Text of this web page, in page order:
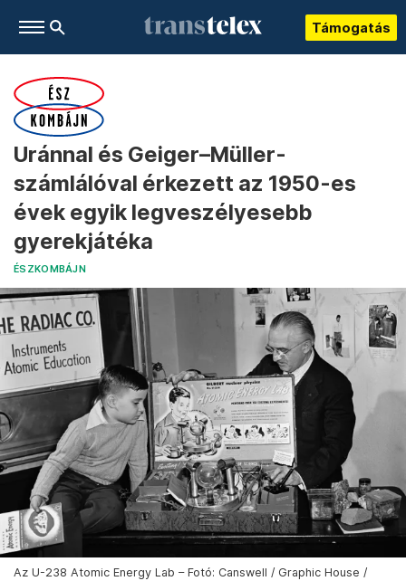
Támogatás
Uránnal és Geiger–Müller-
számlálóval érkezett az 1950-es
évek egyik legveszélyesebb
gyerekjátéka
ÉSZKOMBÁJN
Az U-238 Atomic Energy Lab – Fotó: Canswell / Graphic House /